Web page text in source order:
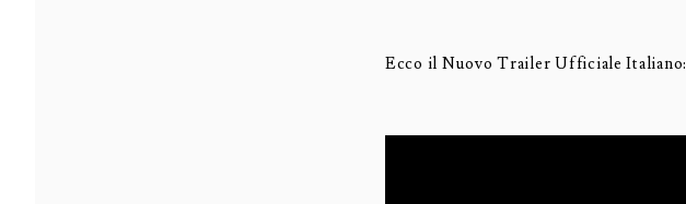
Ecco il Nuovo Trailer Ufficiale Italiano: